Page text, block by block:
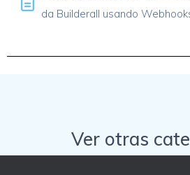
da Builderall usando
Ver otras